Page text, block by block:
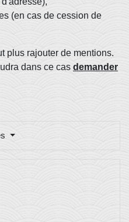
(en cas de cession de
plus rajouter de mentions.
dans ce cas demander